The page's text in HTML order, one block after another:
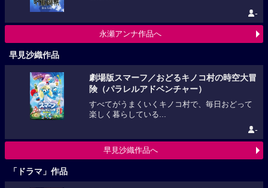
-
永瀬アンナ作品へ
早見沙織作品
劇場版スマーフ／おどるキノコ村の時空大冒
険（パラレルアドベンチャー）
すべてがうまくいくキノコ村で、毎日おどって
楽しく暮らしている...
-
早見沙織作品へ
「ドラマ」作品